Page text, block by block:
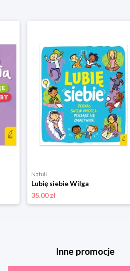
Natuli
Lubię siebie Wilga
35.00 zł
Inne promocje